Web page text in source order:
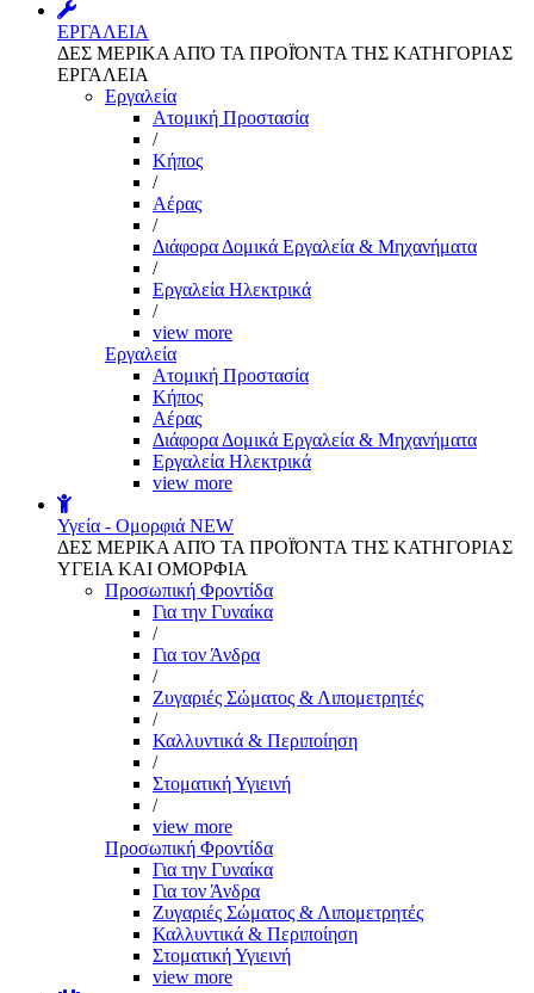
ΕΡΓΑΛΕΙΑ
ΔΕΣ ΜΕΡΙΚΑ ΑΠΌ ΤΑ ΠΡΟΪΌΝΤΑ ΤΗΣ ΚΑΤΗΓΟΡΙΑΣ
ΕΡΓΑΛΕΙΑ
Εργαλεία
Aτομική Προστασία
/
Kήπος
/
Αέρας
/
Διάφορα Δομικά Εργαλεία & Μηχανήματα
/
Εργαλεία Ηλεκτρικά
/
view more
Εργαλεία
Aτομική Προστασία
Kήπος
Αέρας
Διάφορα Δομικά Εργαλεία & Μηχανήματα
Εργαλεία Ηλεκτρικά
view more
Υγεία - Ομορφιά NEW
ΔΕΣ ΜΕΡΙΚΑ ΑΠΌ ΤΑ ΠΡΟΪΌΝΤΑ ΤΗΣ ΚΑΤΗΓΟΡΙΑΣ
ΥΓΕΙΑ ΚΑΙ ΟΜΟΡΦΙΑ
Προσωπική Φροντίδα
Για την Γυναίκα
/
Για τον Άνδρα
/
Ζυγαριές Σώματος & Λιπομετρητές
/
Καλλυντικά & Περιποίηση
/
Στοματική Υγιεινή
/
view more
Προσωπική Φροντίδα
Για την Γυναίκα
Για τον Άνδρα
Ζυγαριές Σώματος & Λιπομετρητές
Καλλυντικά & Περιποίηση
Στοματική Υγιεινή
view more